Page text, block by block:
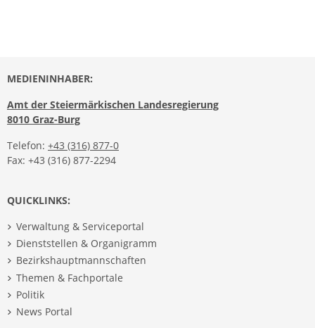
MEDIENINHABER:
Amt der Steiermärkischen Landesregierung
8010 Graz-Burg
Telefon: +43 (316) 877-0
Fax: +43 (316) 877-2294
QUICKLINKS:
Verwaltung & Serviceportal
Dienststellen & Organigramm
Bezirkshauptmannschaften
Themen & Fachportale
Politik
News Portal